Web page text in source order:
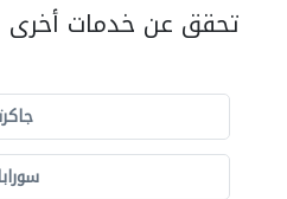
تحقق عن خدمات أخرى